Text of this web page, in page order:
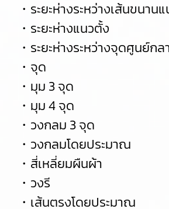
・ระยะห่างระหว่างเส้นขนาน
・ระยะห่างแนวตั้ง
・ระยะห่างระหว่างจุดศูนย์ก
・จุด
・มุม 3 จุด
・มุม 4 จุด
・วงกลม 3 จุด
・วงกลมโดยประมาณ
・สี่เหลี่ยมผืนผ้า
・วงรี
・เส้นตรงโดยประมาณ